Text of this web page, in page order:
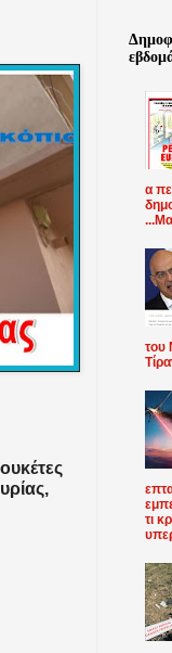
α
του
τι